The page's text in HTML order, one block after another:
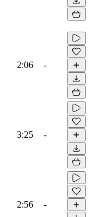
2:06 -
3:25 -
2:56 -